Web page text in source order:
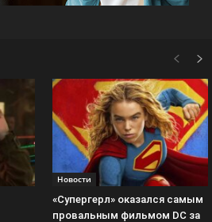
Новости
«Супергерл» оказался самым
провальным фильмом DC за